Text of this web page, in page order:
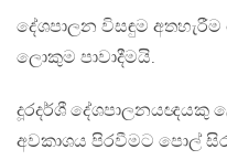
දේශපාලන විසඳුම
ලොකුම පාවාදීමයි.
දූරදර්ශී දේශපාලනයඥයකු
අවකාශය පිරවීමට පොල්